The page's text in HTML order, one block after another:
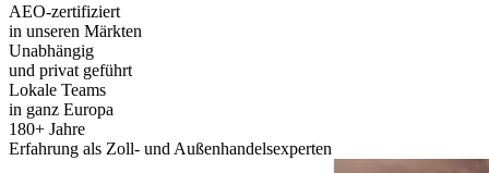
AEO-zertifiziert
in unseren Märkten
Unabhängig
und privat geführt
Lokale Teams
in ganz Europa
180+ Jahre
Erfahrung als Zoll- und Außenhandelsexperten